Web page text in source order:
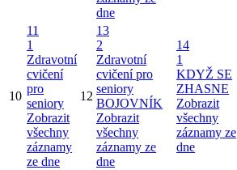
dne
10
11
1
Zdravotní
cvičení
pro
seniory
Zobrazit
všechny
záznamy
ze dne
12
13
2
Zdravotní
cvičení pro
seniory
BOJOVNÍK
Zobrazit
všechny
záznamy ze
dne
14
1
KDYŽ SE
ZHASNE
Zobrazit
všechny
záznamy ze
dne